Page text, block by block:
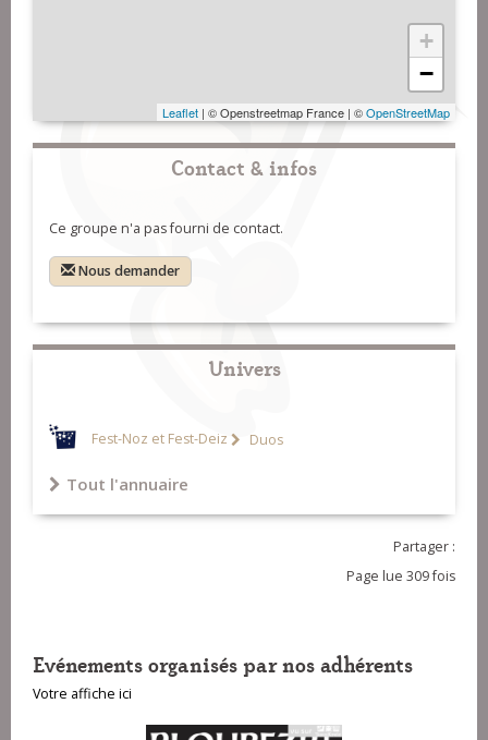
+
−
Leaflet | © Openstreetmap France | ©OpenStreetMap
Contact & infos
Ce groupe n'a pas fourni de contact.
Nous demander
Univers
Fest-Noz et Fest-Deiz Duos
Tout l'annuaire
Partager :
Page lue 309 fois
Evénements organisés par nos adhérents
Votre affiche ici